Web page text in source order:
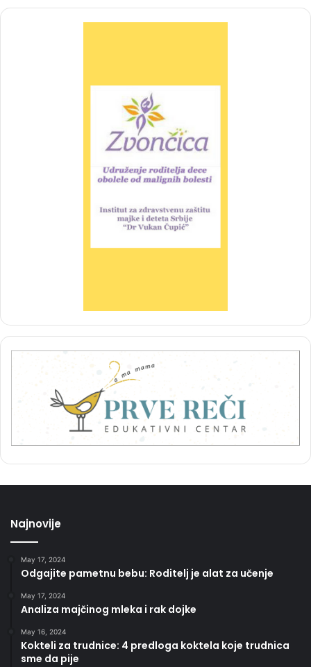
Najnovije
May 17, 2024
Odgajite pametnu bebu: Roditelj je alat za učenje
May 17, 2024
Analiza majčinog mleka i rak dojke
May 16, 2024
Kokteli za trudnice: 4 predloga koktela koje trudnica
sme da pije